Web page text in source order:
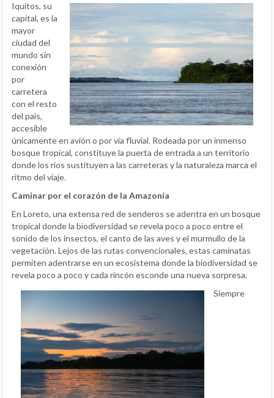
Iquitos, su
capital, es la
mayor
ciudad del
mundo sin
conexión
por
carretera
con el resto
del país,
accesible
únicamente en avión o por vía fluvial. Rodeada por un inmenso
bosque tropical, constituye la puerta de entrada a un territorio
donde los ríos sustituyen a las carreteras y la naturaleza marca el
ritmo del viaje.
Caminar por el corazón de la Amazonía
En Loreto, una extensa red de senderos se adentra en un bosque
tropical donde la biodiversidad se revela poco a poco entre el
sonido de los insectos, el canto de las aves y el murmullo de la
vegetación. Lejos de las rutas convencionales, estas caminatas
permiten adentrarse en un ecosistema donde la biodiversidad se
revela poco a poco y cada rincón esconde una nueva sorpresa.
Siempre